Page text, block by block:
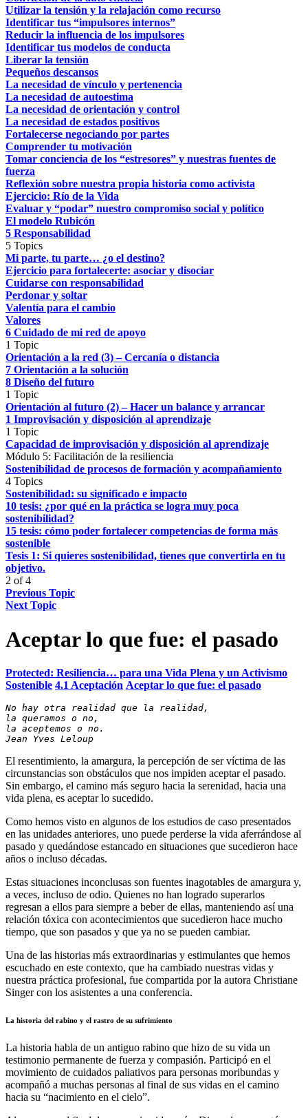
Utilizar la tensión y la relajación como recurso
Identificar tus “impulsores internos”
Reducir la influencia de los impulsores
Identificar tus modelos de conducta
Liberar la tensión
Pequeños descansos
La necesidad de vínculo y pertenencia
La necesidad de autoestima
La necesidad de orientación y control
La necesidad de estados positivos
Fortalecerse negociando por partes
Comprender tu motivación
Tomar conciencia de los “estresores” y nuestras fuentes de
fuerza
Reflexión sobre nuestra propia historia como activista
Ejercicio: Río de la Vida
Evaluar y “podar” nuestro compromiso social y político
El modelo Rubicón
5 Responsabilidad
5 Topics
Mi parte, tu parte… ¿o el destino?
Ejercicio para fortalecerte: asociar y disociar
Cuidarse con responsabilidad
Perdonar y soltar
Valentía para el cambio
Valores
6 Cuidado de mi red de apoyo
1 Topic
Orientación a la red (3) – Cercanía o distancia
7 Orientación a la solución
8 Diseño del futuro
1 Topic
Orientación al futuro (2) – Hacer un balance y arrancar
1 Improvisación y disposición al aprendizaje
1 Topic
Capacidad de improvisación y disposición al aprendizaje
Módulo 5: Facilitación de la resiliencia
Sostenibilidad de procesos de formación y acompañamiento
4 Topics
Sostenibilidad: su significado e impacto
10 tesis: ¿por qué en la práctica se logra muy poca
sostenibilidad?
15 tesis: cómo poder fortalecer competencias de forma más
sostenible
Tesis 1: Si quieres sostenibilidad, tienes que convertirla en tu
objetivo.
2 of 4
Previous Topic
Next Topic
Aceptar lo que fue: el pasado
Protected: Resiliencia… para una Vida Plena y un Activismo
Sostenible 4.1 Aceptación Aceptar lo que fue: el pasado
No hay otra realidad que la realidad,
la queramos o no,
la aceptemos o no.
Jean Yves Leloup
El resentimiento, la amargura, la percepción de ser víctima de las
circunstancias son obstáculos que nos impiden aceptar el pasado.
Sin embargo, el camino más seguro hacia la serenidad, hacia una
vida plena, es aceptar lo sucedido.
Como hemos visto en algunos de los estudios de caso presentados
en las unidades anteriores, uno puede perderse la vida aferrándose al
pasado y quedándose estancado en situaciones que sucedieron hace
años o incluso décadas.
Estas situaciones inconclusas son fuentes inagotables de amargura y,
a veces, incluso de odio. Quienes no han logrado superarlos
regresan a ellos para siempre a beber de ellas, manteniendo así una
relación tóxica con acontecimientos que sucedieron hace mucho
tiempo, que son pasados ​​y que ya no se pueden cambiar.
Una de las historias más extraordinarias y estimulantes que hemos
escuchado en este contexto, que ha cambiado nuestras vidas y
nuestra práctica profesional, fue compartida por la autora Christiane
Singer con los asistentes a una conferencia.
La historia del rabino y el rastro de su sufrimiento
La historia habla de un antiguo rabino que hizo de su vida un
testimonio permanente de fuerza y ​​compasión. Participó en el
movimiento de cuidados paliativos para personas moribundas y
acompañó a muchas personas al final de sus vidas en el camino
hacia su “nacimiento en el cielo”.